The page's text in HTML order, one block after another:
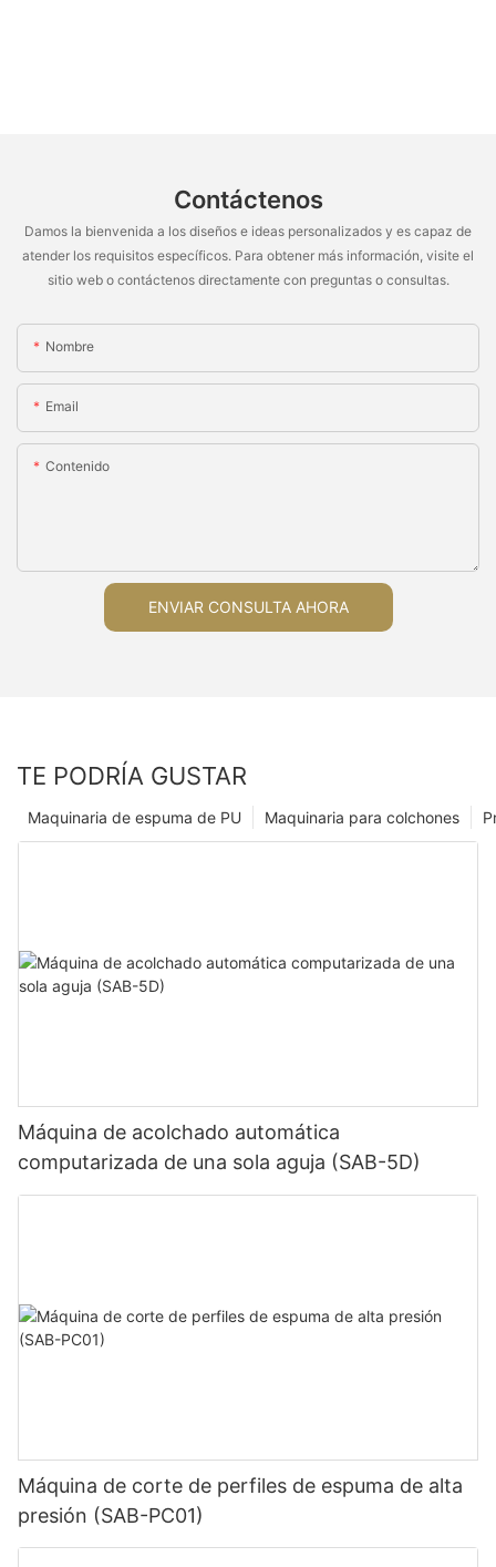
Contáctenos
Damos la bienvenida a los diseños e ideas personalizados y es capaz de
atender los requisitos específicos. Para obtener más información, visite el
sitio web o contáctenos directamente con preguntas o consultas.
Nombre
Email
Contenido
ENVIAR CONSULTA AHORA
TE PODRÍA GUSTAR
Maquinaria para colchones
Maquinaria de espuma de PU
Máquina de acolchado automática
computarizada de una sola aguja (SAB-5D)
Máquina de corte de perfiles de espuma de alta
presión (SAB-PC01)